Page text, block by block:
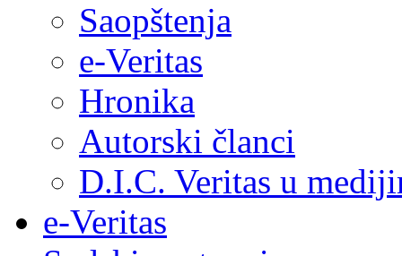
Saopštenja
e-Veritas
Hronika
Autorski članci
D.I.C. Veritas u
e-Veritas